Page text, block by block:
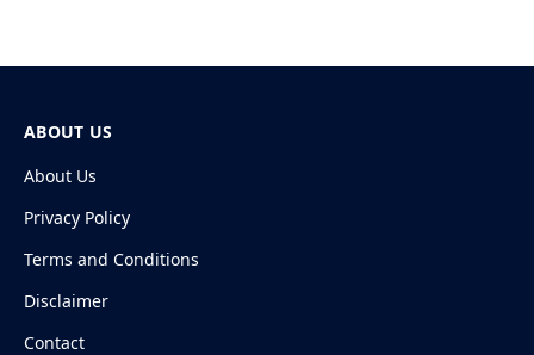
ABOUT US
About Us
Privacy Policy
Terms and Conditions
Disclaimer
Contact